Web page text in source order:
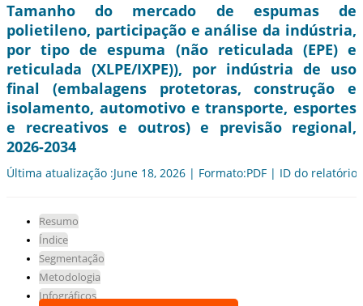
Tamanho do mercado de espumas de
polietileno, participação e análise da indústria,
por tipo de espuma (não reticulada (EPE) e
reticulada (XLPE/IXPE)), por indústria de uso
final (embalagens protetoras, construção e
isolamento, automotivo e transporte, esportes
e recreativos e outros) e previsão regional,
2026-2034
Última atualização :June 18, 2026 | Formato:PDF | ID do relatório:
Resumo
Índice
Segmentação
Metodologia
Infográficos